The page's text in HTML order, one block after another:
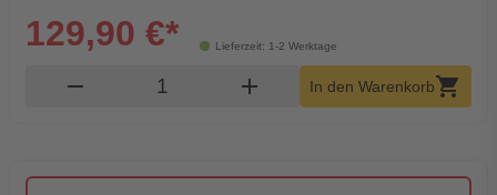
Lieferzeit: 1-2 Werktage
129,90 €*
remove Produkt Warenkorb Menge
add In den Warenkorbshopping_cart